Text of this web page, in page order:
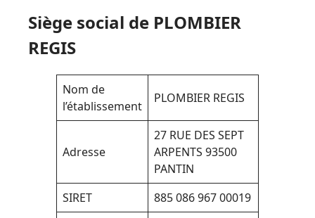
Siège social de PLOMBIER
REGIS
Nom de
l’établissement
PLOMBIER REGIS
Adresse
27 RUE DES SEPT
ARPENTS 93500
PANTIN
SIRET
885 086 967 00019